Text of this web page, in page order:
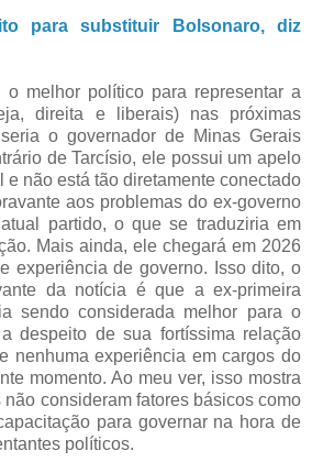
para substituir Bolsonaro, diz
o melhor político para representar a
direita e liberais) nas próximas
o governador de Minas Gerais
de Tarcísio, ele possui um apelo
e não está tão diretamente conectado
aos problemas do ex-governo
partido, o que se traduziria em
Mais ainda, ele chegará em 2026
experiência de governo. Isso dito, o
da notícia é que a ex-primeira
sendo considerada melhor para o
despeito de sua fortíssima relação
nenhuma experiência em cargos do
momento. Ao meu ver, isso mostra
consideram fatores básicos como
para governar na hora de
políticos.